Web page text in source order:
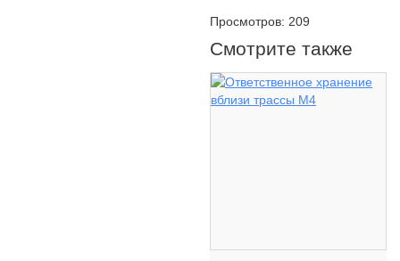
Просмотров: 209
Смотрите также